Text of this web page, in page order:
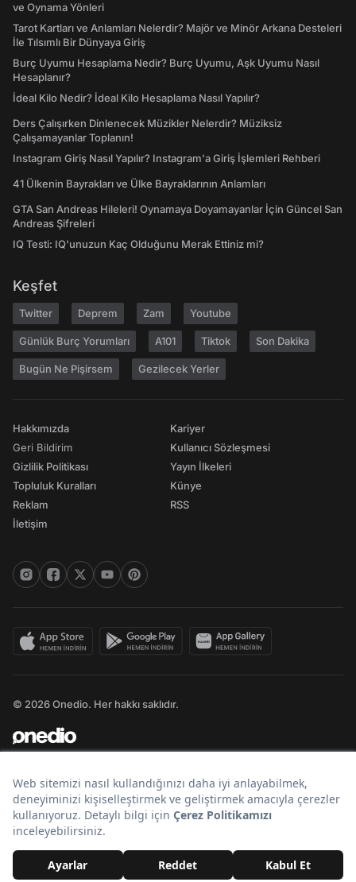
ve Oynama Yönleri
Tarot Kartları ve Anlamları Nelerdir? Majör ve Minör Arkana Desteleri
İle Tılsımlı Bir Dünyaya Giriş
Burç Uyumu Hesaplama Nedir? Burç Uyumu, Aşk Uyumu Nasıl
Hesaplanır?
İdeal Kilo Nedir? İdeal Kilo Hesaplama Nasıl Yapılır?
Ders Çalışırken Dinlenecek Müzikler Nelerdir? Müziksiz
Çalışamayanlar Toplanın!
Instagram Giriş Nasıl Yapılır? Instagram'a Giriş İşlemleri Rehberi
41 Ülkenin Bayrakları ve Ülke Bayraklarının Anlamları
GTA San Andreas Hileleri! Oynamaya Doyamayanlar İçin Güncel San
Andreas Şifreleri
IQ Testi: IQ'unuzun Kaç Olduğunu Merak Ettiniz mi?
Keşfet
Twitter Deprem Zam Youtube
Günlük Burç Yorumları A101 Tiktok Son Dakika
Bugün Ne Pişirsem Gezilecek Yerler
Hakkımızda
Geri Bildirim
Gizlilik Politikası
Topluluk Kuralları
Reklam
İletişim
Kariyer
Kullanıcı Sözleşmesi
Yayın İlkeleri
Künye
RSS
© 2026 Onedio. Her hakkı saklıdır.
Bir markasıdır.